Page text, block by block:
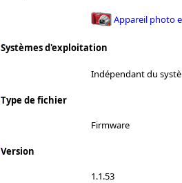
Appareil photo
Systèmes d'exploitation
Indépendant du
Type de fichier
Firmware
Version
1.1.53